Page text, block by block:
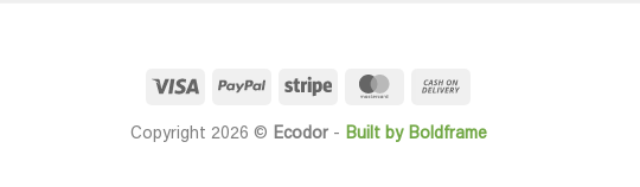
Visa PayPal Stripe MasterCard
Delivery
Copyright 2026 © Ecodor- Built by Boldframe